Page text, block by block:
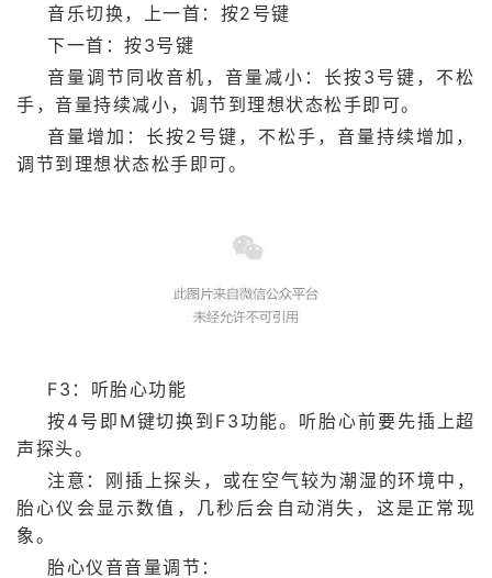
音乐切换，上一首：按2号键
下一首：按3号键
音量调节同收音机，音量减小：长按3号键，不松
手，音量持续减小，调节到理想状态松手即可。
音量增加：长按2号键，不松手，音量持续增加，
调节到理想状态松手即可。
F3：听胎心功能
按4号即M键切换到F3功能。听胎心前要先插上超
声探头。
注意：刚插上探头，或在空气较为潮湿的环境中，
胎心仪会显示数值，几秒后会自动消失，这是正常现
象。
胎心仪音音量调节：